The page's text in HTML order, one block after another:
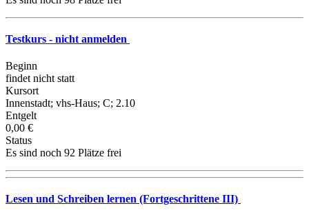
Testkurs - nicht anmelden
Beginn
findet nicht statt
Kursort
Innenstadt; vhs-Haus; C; 2.10
Entgelt
0,00 €
Status
Es sind noch 92 Plätze frei
Lesen und Schreiben lernen (Fortgeschrittene III)